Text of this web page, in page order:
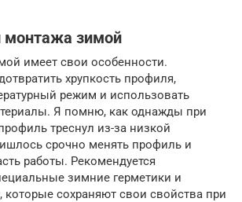
монтажа зимой
имеет свои особенности.
хрупкость профиля,
режим и использовать
Я помню, как однажды при
треснул из-за низкой
срочно менять профиль и
работы. Рекомендуется
зимние герметики и
сохраняют свои свойства при